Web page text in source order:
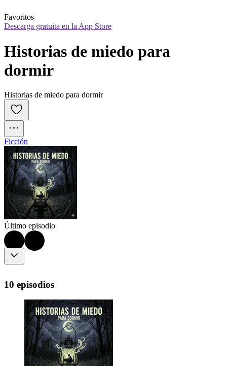
Favoritos
Descarga gratuita en la App Store
Historias de miedo para
dormir
Historias de miedo para dormir
Ficción
Último episodio
10 episodios